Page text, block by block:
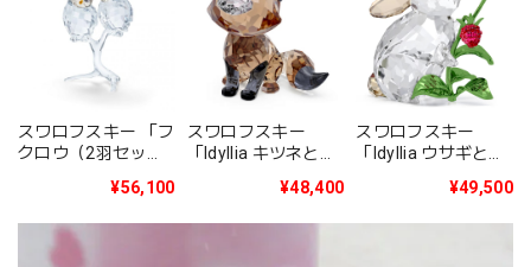
スワロフスキー 「フ
クロウ（2羽セッ
¥56,100
スワロフスキー
「Idyllia キツネとチ
¥48,400
スワロフスキー
「Idyllia ウサギと木
¥49,500